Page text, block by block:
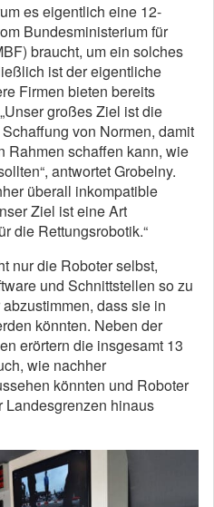
es eigentlich eine 12-
Bundesministerium für
braucht, um ein solches
ist der eigentliche
Firmen bieten bereits
großes Ziel ist die
von Normen, damit
Rahmen schaffen kann, wie
antwortet Grobelny.
überall inkompatible
Ziel ist eine Art
die Rettungsrobotik.“
nur die Roboter selbst,
und Schnittstellen so zu
dass sie in
könnten. Neben der
erörtern die insgesamt 13
wie nachher
könnten und Roboter
hinaus